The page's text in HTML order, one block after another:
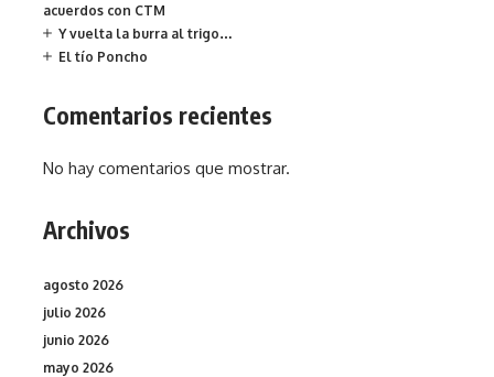
acuerdos con CTM
Y vuelta la burra al trigo…
El tío Poncho
Comentarios recientes
No hay comentarios que mostrar.
Archivos
agosto 2026
julio 2026
junio 2026
mayo 2026